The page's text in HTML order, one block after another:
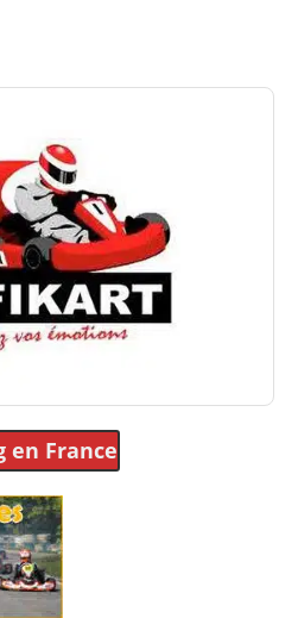
en France